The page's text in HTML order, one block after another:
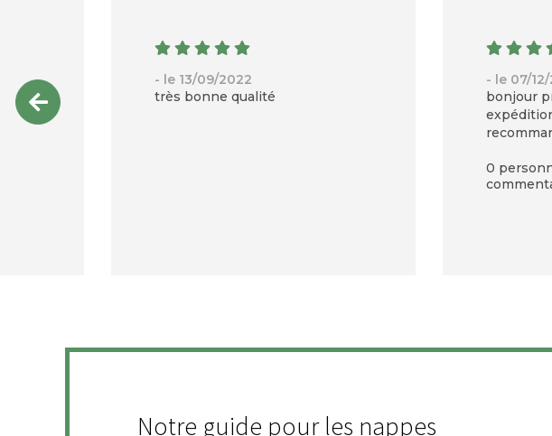
- le 13/09/2022
très bonne qualité
- le 07/
bonjour
0
Notre guide pour les nappes